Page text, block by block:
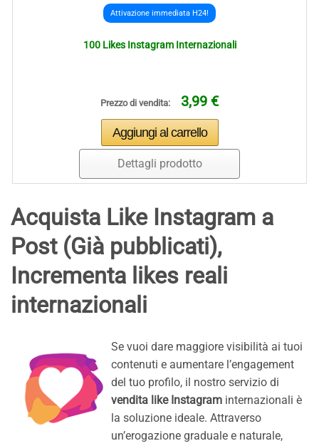
Attivazione immediata H24!
100 Likes Instagram Internazionali
Prezzo di vendita: 3,99 €
Dettagli prodotto
Acquista Like Instagram a
Post (Già pubblicati),
Incrementa likes reali
internazionali
Se vuoi dare maggiore visibilità ai tuoi
contenuti e aumentare l’engagement
del tuo profilo, il nostro servizio di
vendita like Instagram internazionali è
la soluzione ideale. Attraverso
un’erogazione graduale e naturale,